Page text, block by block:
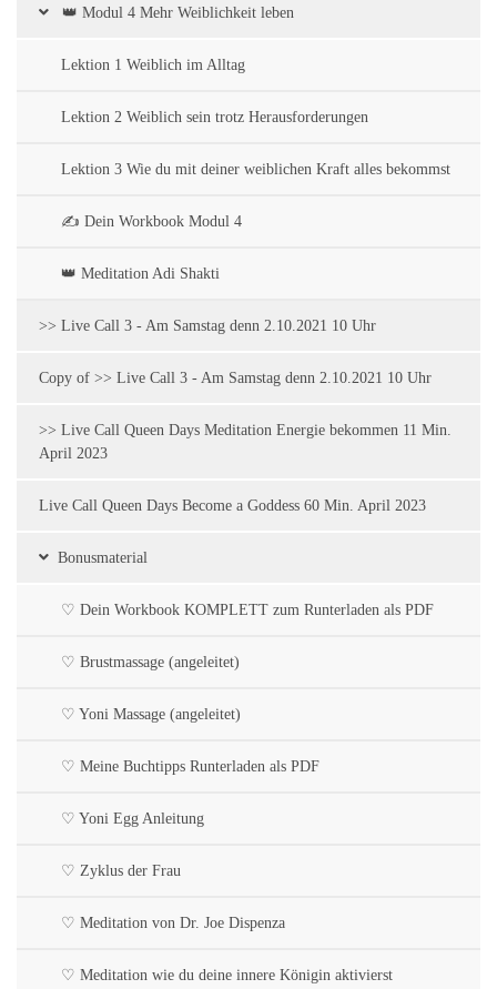
👑 Modul 4 Mehr Weiblichkeit leben
Lektion 1 Weiblich im Alltag
Lektion 2 Weiblich sein trotz Herausforderungen
Lektion 3 Wie du mit deiner weiblichen Kraft alles bekommst
✍️ Dein Workbook Modul 4
👑 Meditation Adi Shakti
>> Live Call 3 - Am Samstag denn 2.10.2021 10 Uhr
Copy of >> Live Call 3 - Am Samstag denn 2.10.2021 10 Uhr
>> Live Call Queen Days Meditation Energie bekommen 11 Min.
April 2023
Live Call Queen Days Become a Goddess 60 Min. April 2023
Bonusmaterial
♡ Dein Workbook KOMPLETT zum Runterladen als PDF
♡ Brustmassage (angeleitet)
♡ Yoni Massage (angeleitet)
♡ Meine Buchtipps Runterladen als PDF
♡ Yoni Egg Anleitung
♡ Zyklus der Frau
♡ Meditation von Dr. Joe Dispenza
♡ Meditation wie du deine innere Königin aktivierst